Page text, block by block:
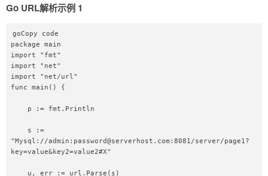
Go URL解析示例 1
goCopy code
package main
import "fmt"
import "net"
import "net/url"
func main() {
"Mysql://admin:password@serverhost.com:8081/server/page1?
key=value&key2=value2#X"